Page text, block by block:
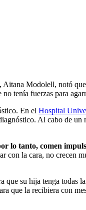
Modolell, notó
no tenía fuerzas para
En el Hospital
Al cabo de
lo tanto, comen
la cara, no crecen
su hija tenga
que la recibiera con